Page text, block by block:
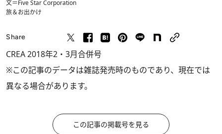
文＝Five Star Corporation
旅＆お出かけ
Share
CREA 2018年2・3月合併号
※この記事のデータは雑誌発売時のものであり、現在では
異なる場合があります。
この記事の掲載号を見る